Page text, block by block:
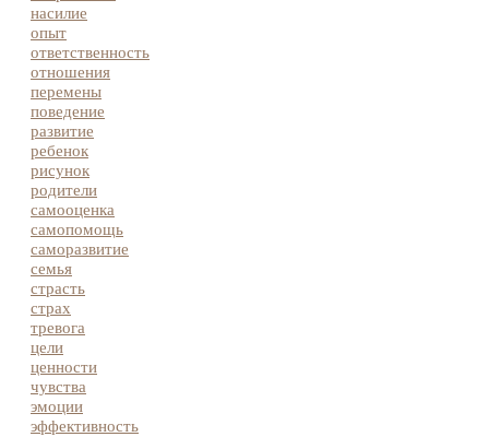
насилие
опыт
ответственность
отношения
перемены
поведение
развитие
ребенок
рисунок
родители
самооценка
самопомощь
саморазвитие
семья
страсть
страх
тревога
цели
ценности
чувства
эмоции
эффективность